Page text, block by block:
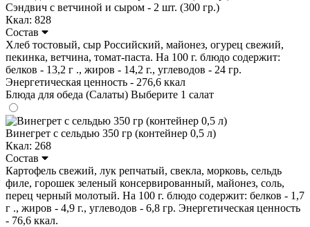
Сэндвич с ветчиной и сыром - 2 шт. (300 гр.)
Ккал: 828
Состав
Хлеб тостовый, сыр Российский, майонез, огурец свежий,
пекинка, ветчина, томат-паста. На 100 г. блюдо содержит:
белков - 13,2 г ., жиров - 14,2 г., углеводов - 24 гр.
Энергетическая ценность - 276,6 ккал
Блюда для обеда (Салаты) Выберите 1 салат
Винегрет с сельдью 350 гр (контейнер 0,5 л)
Ккал: 268
Состав
Картофель свежий, лук репчатый, свекла, морковь, сельдь
филе, горошек зеленый консервированный, майонез, соль,
перец черный молотый. На 100 г. блюдо содержит: белков - 1,7
г ., жиров - 4,9 г., углеводов - 6,8 гр. Энергетическая ценность
- 76,6 ккал.